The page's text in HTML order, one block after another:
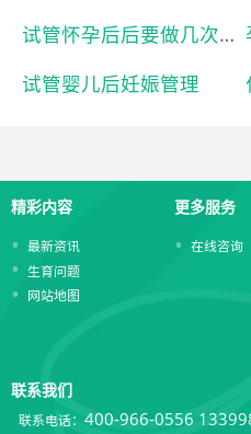
试管怀孕后后要做几次孕检？
试管婴儿后妊娠管理
精彩内容
最新资讯
生育问题
网站地图
更多服务
在线咨询
联系我们
联系电话： 400-966-0556